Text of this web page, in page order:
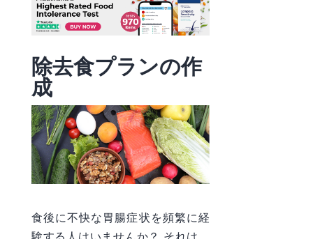
除去食プランの作
成
食後に不快な胃腸症状を頻繁に経